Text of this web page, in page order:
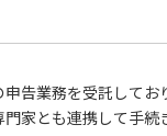
告業務を受託してお
家とも連携して手続